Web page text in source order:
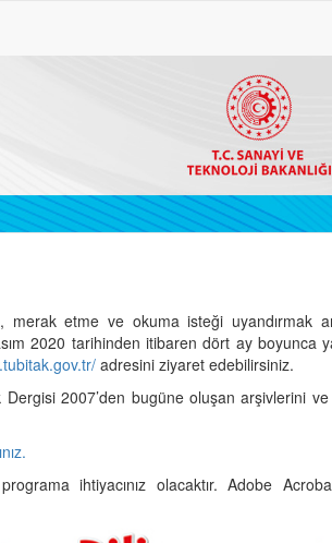
etme ve okuma isteği uyandırmak
2020 tarihinden itibaren dört ay boyunca
adresini ziyaret edebilirsiniz.
2007’den bugüne oluşan arşivlerini ve
ihtiyacınız olacaktır. Adobe